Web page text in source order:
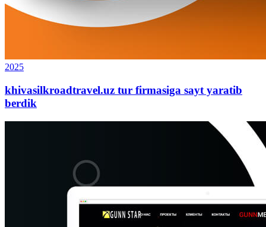
2025
khivasilkroadtravel.uz tur firmasiga sayt yaratib
berdik